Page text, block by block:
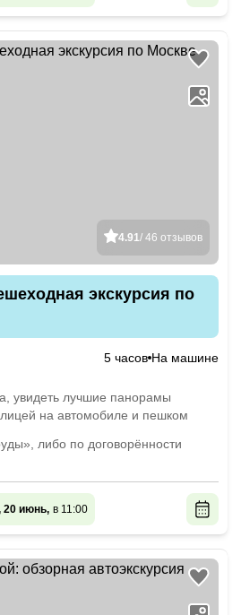
4.91/ 46 отзывов
экскурсия по
5 часов На машине
увидеть лучшие панорамы
на автомобиле и пешком
либо по договорённости
20 июнь, в 11:00